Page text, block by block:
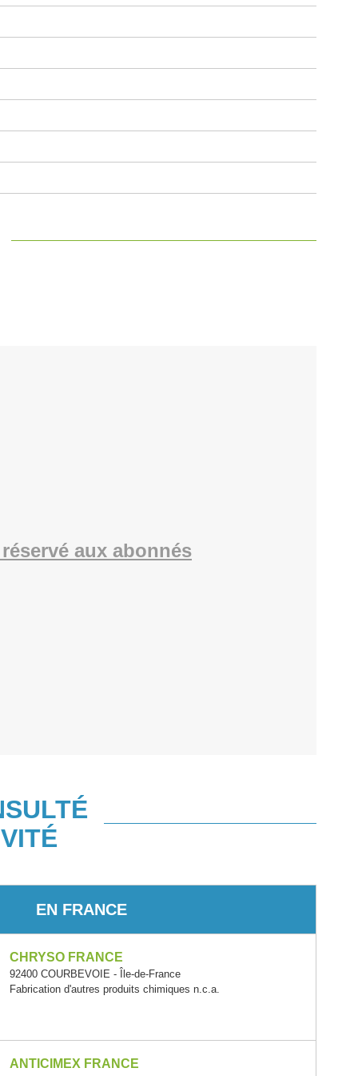
aux abonnés
EN FRANCE
CHRYSO FRANCE
92400 COURBEVOIE - Île-de-France
Fabrication d'autres produits chimiques n.c.a.
ANTICIMEX FRANCE